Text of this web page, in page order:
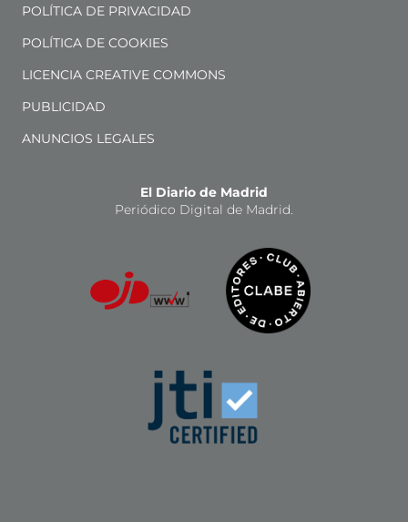
POLÍTICA DE PRIVACIDAD
POLÍTICA DE COOKIES
LICENCIA CREATIVE COMMONS
PUBLICIDAD
ANUNCIOS LEGALES
El Diario de Madrid
Periódico Digital de Madrid.